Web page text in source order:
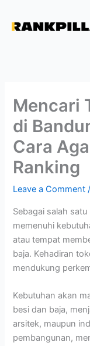
konten
Mencari
di
Cara
Ranking
Leave a Comment
Sebagai salah
memenuhi
atau tempat
baja. Kehadiran
mendukung
Kebutuhan akan
besi dan baja,
arsitek, maupun
pembangunan,